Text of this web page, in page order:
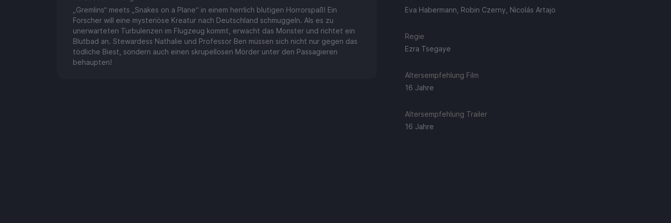
„Gremlins“ meets „Snakes on a Plane“ in einem herrlich blutigen Horrorspaß! Ein
Forscher will eine mysteriöse Kreatur nach Deutschland schmuggeln. Als es zu
unerwarteten Turbulenzen im Flugzeug kommt, erwacht das Monster und richtet ein
Blutbad an. Stewardess Nathalie und Professor Ben müssen sich nicht nur gegen das
tödliche Biest, sondern auch einen skrupellosen Mörder unter den Passagieren
behaupten!
Eva Habermann, Robin Czerny, Nicolás Artajo
Regie
Ezra Tsegaye
Altersempfehlung Film
16 Jahre
Altersempfehlung Trailer
16 Jahre